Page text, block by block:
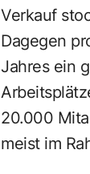
Verkauf
Dagegen
Jahres ein
20.000
meist im